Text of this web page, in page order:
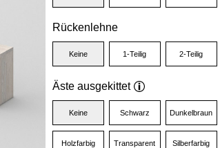
Rückenlehne
Keine 1-Teilig 2-Teilig
Äste ausgekittet
Keine Schwarz Dunkelbraun
Holzfarbig Transparent Silberfarbig